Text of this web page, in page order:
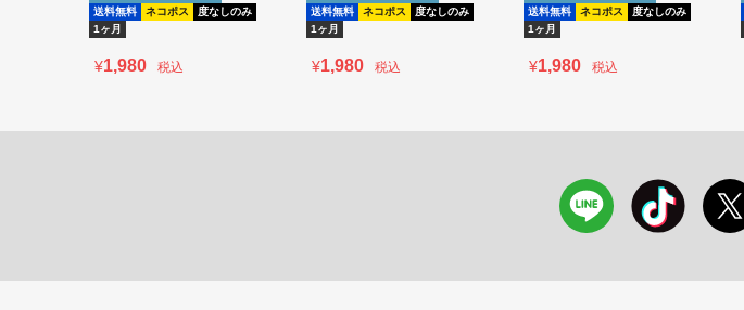
送料無料 ネコポス
度なしのみ
1ヶ月
¥1,980 税込
送料無料 ネコポス
度なしのみ
1ヶ月
¥1,980 税込
送料無料 ネコポス
度なしのみ
1ヶ月
¥1,980 税込